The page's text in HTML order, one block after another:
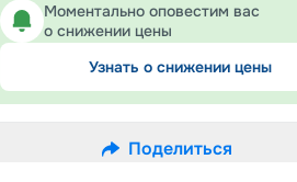
Моментально оповестим вас
о снижении цены
Узнать о снижении цены
Поделиться